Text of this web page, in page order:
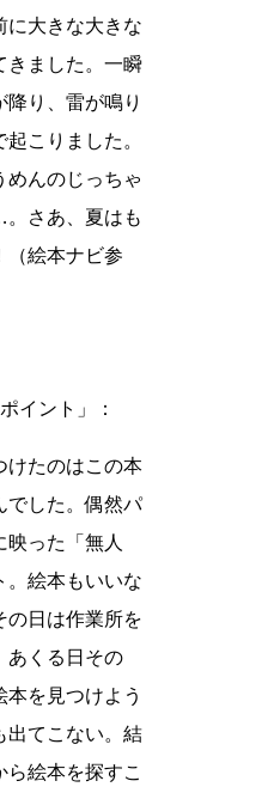
に大きな大きな
きました。一瞬
降り、雷が鳴り
こりました。
めんのじっちゃ
さあ、夏はも
（絵本ナビ参
イント」：
けたのはこの本
でした。偶然パ
映った「無人
。絵本もいいな
の日は作業所を
あくる日その
本を見つけよう
出てこない。結
ら絵本を探すこ